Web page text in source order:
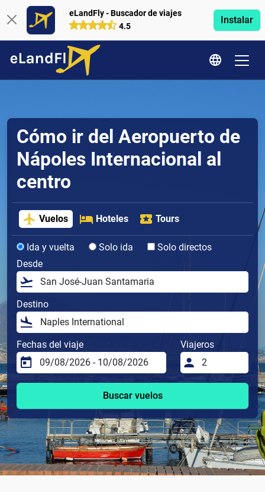
eLandFly - Buscador de viajes
4.5
Instalar
Cómo ir del Aeropuerto de
Nápoles Internacional al
centro
Vuelos Hoteles Tours
Ida y vuelta Solo ida
Solo directos
Desde
Destino
Fechas del viaje Viajeros
Buscar vuelos